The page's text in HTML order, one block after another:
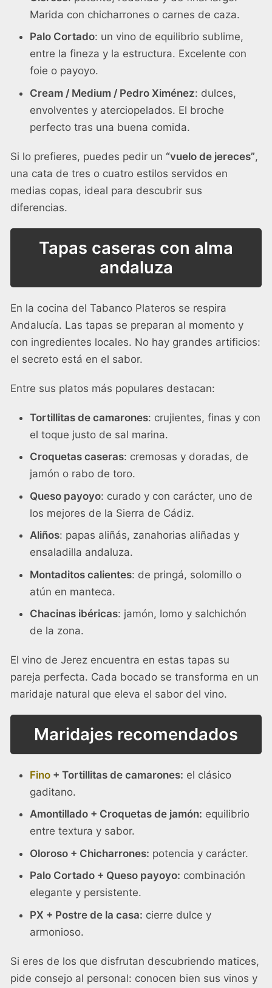
Marida con chicharrones o carnes de caza.
Palo Cortado: un vino de equilibrio sublime,
entre la fineza y la estructura. Excelente con
foie o payoyo.
Cream / Medium / Pedro Ximénez: dulces,
envolventes y aterciopelados. El broche
perfecto tras una buena comida.
Si lo prefieres, puedes pedir un “vuelo de jereces”,
una cata de tres o cuatro estilos servidos en
medias copas, ideal para descubrir sus
diferencias.
Tapas caseras con alma
andaluza
En la cocina del Tabanco Plateros se respira
Andalucía. Las tapas se preparan al momento y
con ingredientes locales. No hay grandes artificios:
el secreto está en el sabor.
Entre sus platos más populares destacan:
Tortillitas de camarones: crujientes, finas y con
el toque justo de sal marina.
Croquetas caseras: cremosas y doradas, de
jamón o rabo de toro.
Queso payoyo: curado y con carácter, uno de
los mejores de la Sierra de Cádiz.
Aliños: papas aliñás, zanahorias aliñadas y
ensaladilla andaluza.
Montaditos calientes: de pringá, solomillo o
atún en manteca.
Chacinas ibéricas: jamón, lomo y salchichón
de la zona.
El vino de Jerez encuentra en estas tapas su
pareja perfecta. Cada bocado se transforma en un
maridaje natural que eleva el sabor del vino.
Maridajes recomendados
Fino + Tortillitas de camarones: el clásico
gaditano.
Amontillado + Croquetas de jamón: equilibrio
entre textura y sabor.
Oloroso + Chicharrones: potencia y carácter.
Palo Cortado + Queso payoyo: combinación
elegante y persistente.
PX + Postre de la casa: cierre dulce y
armonioso.
Si eres de los que disfrutan descubriendo matices,
pide consejo al personal: conocen bien sus vinos y